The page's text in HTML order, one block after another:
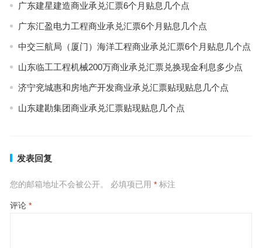
广东建星建造商业承兑汇票6个月贴息几个点
广东汇盈电力工程商业承兑汇票6个月贴息几个点
中交三航局（厦门）海洋工程商业承兑汇票6个月贴息几个点
山东临工工程机械200万商业承兑汇票兑换现金利息多少点
济宁兖城惠和房地产开发商业承兑汇票贴现贴息几个点
山东建勘集团商业承兑汇票贴现贴息几个点
发表回复
您的邮箱地址不会被公开。 必填项已用 *标注
评论 *